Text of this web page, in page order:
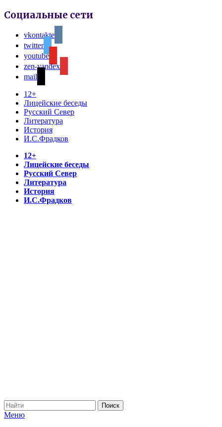
Социальные сети
vkontakte
twitter
youtube
zen-yandex
mail
12+
Лицейские беседы
Русский Север
Литература
История
И.С.Фрадков
12+
Лицейские беседы
Русский Север
Литература
История
И.С.Фрадков
Меню